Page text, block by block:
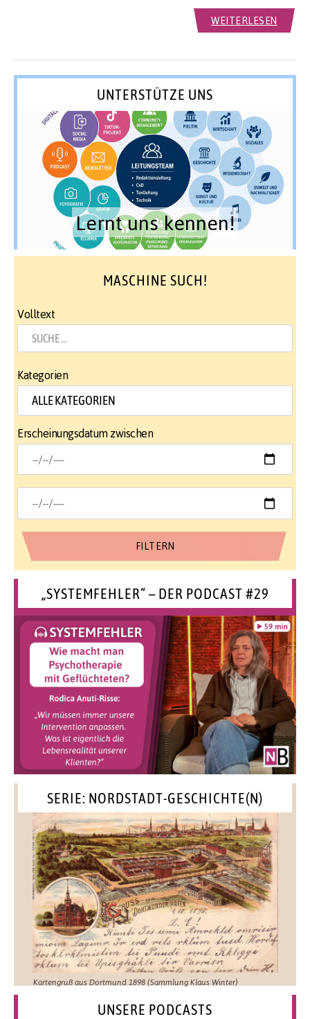
WEITERLESEN
UNTERSTÜTZE UNS
Lernt uns kennen!
MASCHINE SUCH!
Volltext
Kategorien
Erscheinungsdatum zwischen
„SYSTEMFEHLER“ – DER PODCAST #29
SERIE: NORDSTADT-GESCHICHTE(N)
Kartengruß aus Dortmund 1898 (Sammlung Klaus Winter)
UNSERE PODCASTS